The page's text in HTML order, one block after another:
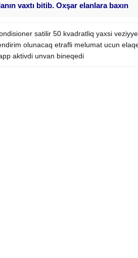
vaxtı bitib. Oxşar elanlara baxın
satilir 50 kvadratliq yaxsi
olunacaq etrafli melumat ucun
aktivdi unvan bineqedi